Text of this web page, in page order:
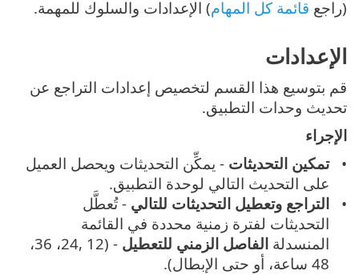
(راجع قائمة كل المهام) الإعدادات والسلوك للمهمة.
الإعدادات
قم بتوسيع هذا القسم لتخصيص إعدادات التراجع عن
تحديث وحدات التطبيق.
الإجراء
تمكين التحديثات - يمكِّن التحديثات ويحصل العميل
على التحديث التالي لوحدة التطبيق.
التراجع وتعطيل التحديثات للتالي - تُعطَّل
التحديثات لفترة زمنية محددة في القائمة
المنسدلةالفاصل الزمني للتعطيل
- (12 ,24، 36،
48 ساعة، أو حتى الإبطال).